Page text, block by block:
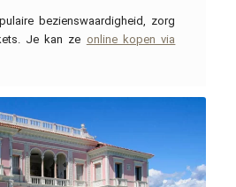
bezienswaardigheid, zorg
Je kan ze online kopen via